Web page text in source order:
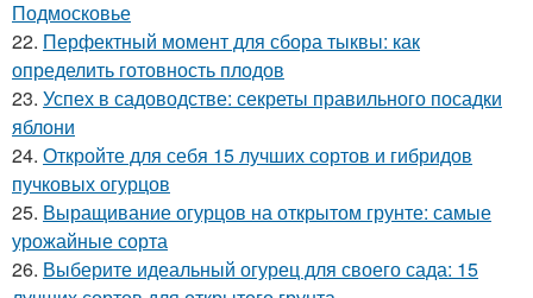
Подмосковье
22. Перфектный момент для сбора тыквы: как
определить готовность плодов
23. Успех в садоводстве: секреты правильного посадки
яблони
24. Откройте для себя 15 лучших сортов и гибридов
пучковых огурцов
25. Выращивание огурцов на открытом грунте: самые
урожайные сорта
26. Выберите идеальный огурец для своего сада: 15